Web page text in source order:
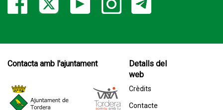
Contacta amb l'ajuntament
Detalls del
web
Crèdits
Contacte